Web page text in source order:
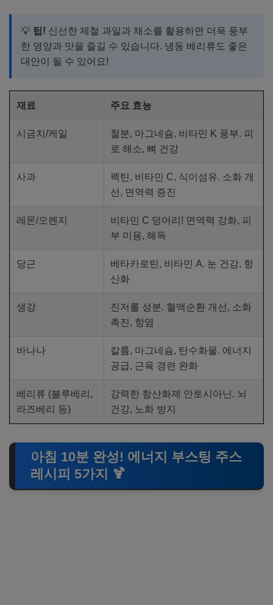
💡 팁! 신선한 제철 과일과 채소를 활용하면 더욱 풍부
한 영양과 맛을 즐길 수 있습니다. 냉동 베리류도 좋은
대안이 될 수 있어요!
재료 주요 효능
시금치/케일
철분, 마그네슘, 비타민 K 풍부. 피
로 해소, 뼈 건강
사과
펙틴, 비타민 C, 식이섬유. 소화 개
선, 면역력 증진
레몬/오렌지
비타민 C 덩어리! 면역력 강화, 피
부 미용, 해독
당근
베타카로틴, 비타민 A. 눈 건강, 항
산화
생강
진저롤 성분. 혈액순환 개선, 소화
촉진, 항염
바나나
칼륨, 마그네슘, 탄수화물. 에너지
공급, 근육 경련 완화
베리류 (블루베리,
라즈베리 등)
강력한 항산화제 안토시아닌. 뇌
건강, 노화 방지
아침 10분 완성! 에너지 부스팅 주스
레시피 5가지 🍹